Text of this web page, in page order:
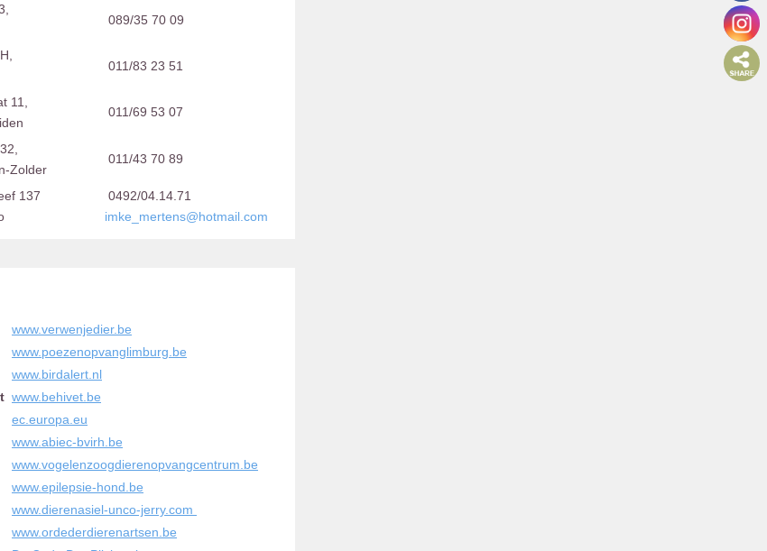
089/35 70 09
011/83 23 51
11,
011/69 53 07
Zolder
011/43 70 89
137
0492/04.14.71
imke_mertens@hotmail.com
www.verwenjedier.be
www.poezenopvanglimburg.be
www.birdalert.nl
www.behivet.be
ec.europa.eu
www.abiec-bvirh.be
www.vogelenzoogdierenopvangcentrum.be
www.epilepsie-hond.be
www.dierenasiel-unco-jerry.com
www.ordederdierenartsen.be